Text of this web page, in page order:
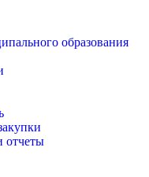
образования
отчеты